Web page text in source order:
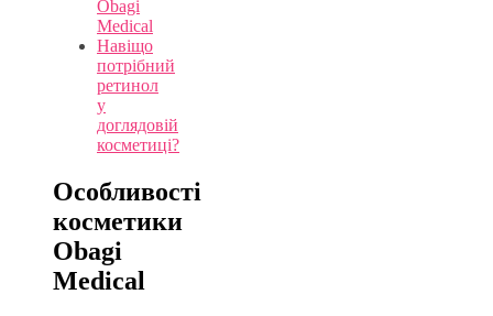
Obagi
Medical
Навіщо
потрібний
ретинол
у
доглядовій
косметиці?
Особливості
косметики
Obagi
Medical